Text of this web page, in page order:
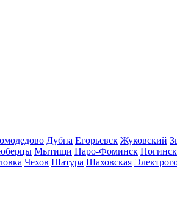
Дубна Егорьевск Жуковский
Мытищи Наро-Фоминск Ногинск
Чехов Шатура Шаховская